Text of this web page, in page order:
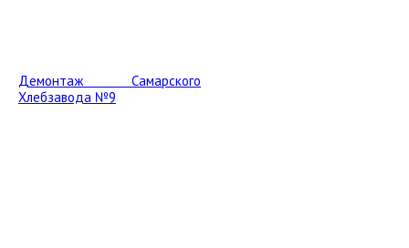
Демонтаж Самарского
Хлебзавода №9